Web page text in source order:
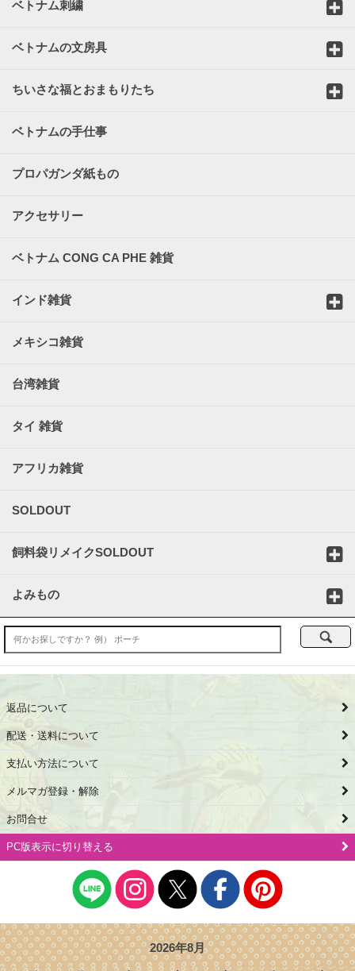
ベトナム刺繍
ベトナムの文房具
ちいさな福とおまもりたち
ベトナムの手仕事
プロパガンダ紙もの
アクセサリー
ベトナム CONG CA PHE 雑貨
インド雑貨
メキシコ雑貨
台湾雑貨
タイ 雑貨
アフリカ雑貨
SOLDOUT
飼料袋リメイクSOLDOUT
よみもの
返品について
配送・送料について
支払い方法について
メルマガ登録・解除
お問合せ
PC版表示に切り替える
2026年8月